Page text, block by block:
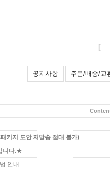
[
공지사항 주문/배송/교
키지 도안 재발송 절대 불가)
니다.★
안내